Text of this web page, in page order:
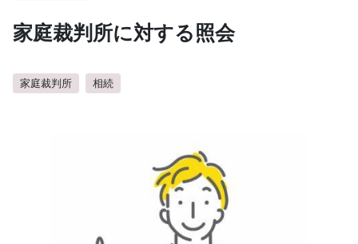
家庭裁判所に対する照会
家庭裁判所 相続